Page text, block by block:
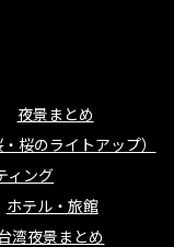
夜景まとめ
桜のライトアップ）
ィング
ホテル・旅館
湾夜景まとめ